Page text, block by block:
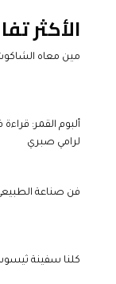
الأكثر
مين معاه
ألبوم القمر: قراءة
لرامي صبري
فن صناعة الطبيعي
كلنا سفينة